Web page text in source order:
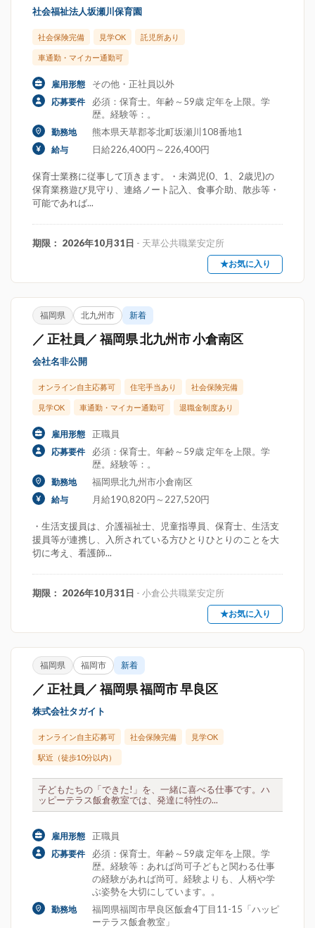
社会福祉法人坂瀬川保育園
社会保険完備 見学OK 託児所あり
車通勤・マイカー通勤可
雇用形態 その他・正社員以外
応募要件
必須：保育士。年齢～59歳 定年を上限。学
歴。経験等：。
勤務地 熊本県天草郡苓北町坂瀬川108番地1
給与 日給226,400円～226,400円
保育士業務に従事して頂きます。・未満児(0、1、2歳児)の
保育業務遊び見守り、連絡ノート記入、食事介助、散歩等・
可能であれば...
期限： 2026年10月31日 - 天草公共職業安定所
★お気に入り
福岡県 北九州市 新着
／ 正社員／ 福岡県 北九州市 小倉南区
会社名非公開
オンライン自主応募可 住宅手当あり 社会保険完備
見学OK 車通勤・マイカー通勤可 退職金制度あり
雇用形態 正職員
応募要件
必須：保育士。年齢～59歳 定年を上限。学
歴。経験等：。
勤務地 福岡県北九州市小倉南区
給与 月給190,820円～227,520円
・生活支援員は、介護福祉士、児童指導員、保育士、生活支
援員等が連携し、入所されている方ひとりひとりのことを大
切に考え、看護師...
期限： 2026年10月31日 - 小倉公共職業安定所
★お気に入り
福岡県 福岡市 新着
／ 正社員／ 福岡県 福岡市 早良区
株式会社タガイト
オンライン自主応募可 社会保険完備 見学OK
駅近（徒歩10分以内）
子どもたちの「できた!」を、一緒に喜べる仕事です。ハ
ッピーテラス飯倉教室では、発達に特性の...
雇用形態 正職員
応募要件
必須：保育士。年齢～59歳 定年を上限。学
歴。経験等：あれば尚可子どもと関わる仕事
の経験があれば尚可。経験よりも、人柄や学
ぶ姿勢を大切にしています。。
勤務地
福岡県福岡市早良区飯倉4丁目11-15「ハッピ
ーテラス飯倉教室」